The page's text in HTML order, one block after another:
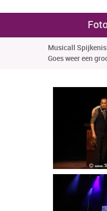
Musicall
Goes weer een